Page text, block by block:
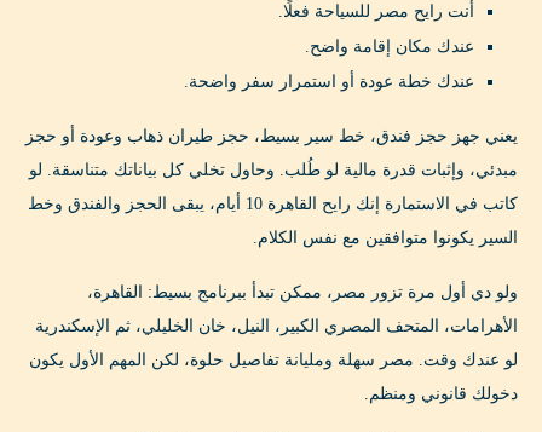
أنت رايح مصر للسياحة فعلًا.
عندك مكان إقامة واضح.
عندك خطة عودة أو استمرار سفر واضحة.
يعني جهز حجز فندق، خط سير بسيط، حجز طيران ذهاب وعودة أو حجز
مبدئي، وإثبات قدرة مالية لو طُلب. وحاول تخلي كل بياناتك متناسقة. لو
كاتب في الاستمارة إنك رايح القاهرة 10 أيام، يبقى الحجز والفندق وخط
السير يكونوا متوافقين مع نفس الكلام.
ولو دي أول مرة تزور مصر، ممكن تبدأ ببرنامج بسيط: القاهرة،
الأهرامات، المتحف المصري الكبير، النيل، خان الخليلي، ثم الإسكندرية
لو عندك وقت. مصر سهلة ومليانة تفاصيل حلوة، لكن المهم الأول يكون
دخولك قانوني ومنظم.